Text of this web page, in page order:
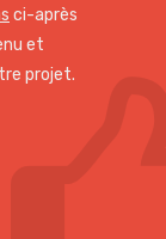
ci-après
et
projet.